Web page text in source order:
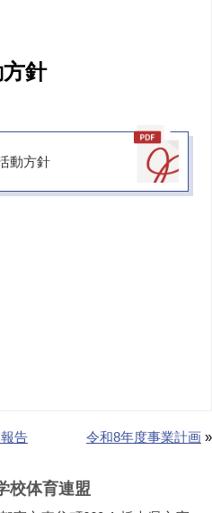
針
動方針
告 令和8年度事業計画 »
校体育連盟